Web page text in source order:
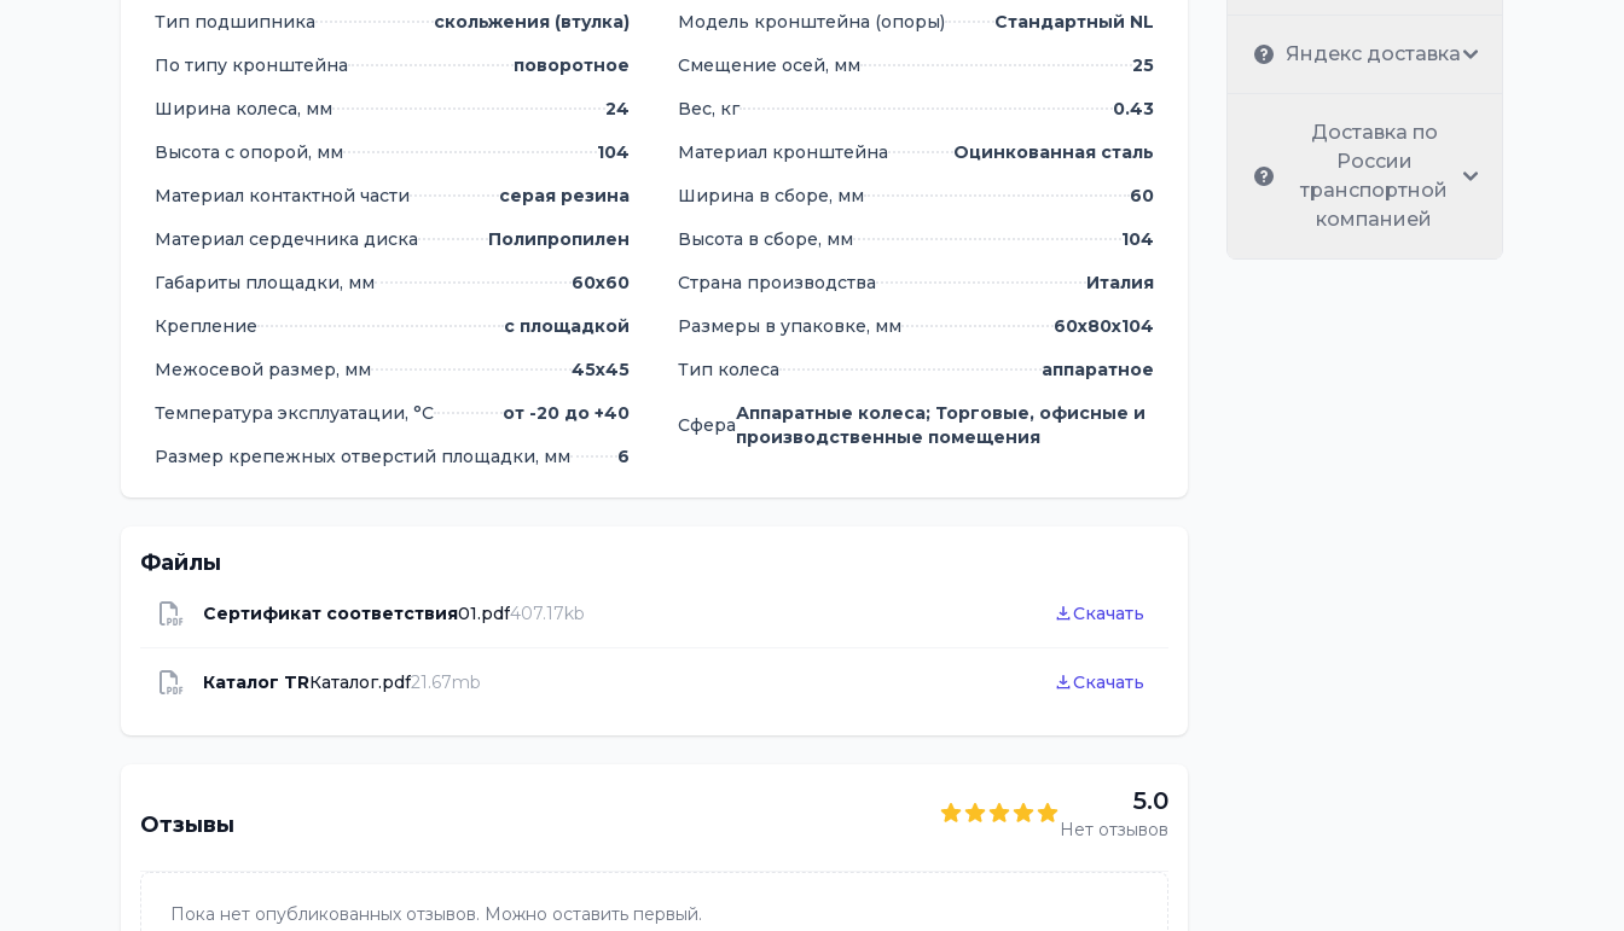
Области применения:
торговые тележки различного назначения
демонстрационные стенды
мобильные витрины
инструментальные системы хранения
офисная и домашняя мебель на колесах
Температурный диапазон позволяет эксплуатировать колеса от -5°C до +40°C, что обеспечивает их
работоспособность в большинстве помещений.
Тип подшипника
скольжения (втулка)
По типу кронштейна
поворотное
Ширина колеса, мм
24
Высота с опорой, мм
104
Материал контактной части
серая резина
Материал сердечника диска
Полипропилен
Габариты площадки, мм
60х60
Крепление
с площадкой
Межосевой размер, мм
45х45
Температура эксплуатации, °С
от -20 до +40
Размер крепежных отверстий площадки, мм
6
Модель кронштейна (опоры)
Стандартный NL
Смещение осей, мм
25
Вес, кг
0.43
Материал кронштейна
Оцинкованная сталь
Ширина в сборе, мм
60
Высота в сборе, мм
104
Страна производства
Италия
Размеры в упаковке, мм
60х80х104
Тип колеса
аппаратное
Сфера
Аппаратные колеса; Торговые, офисные и
производственные помещения
Файлы
Сертификат соответствия01.pdf407.17kb Скачать
Каталог TRКаталог.pdf21.67mb Скачать
Отзывы
5.0
Нет отзывов
Пока нет опубликованных отзывов. Можно оставить первый.
Яндекс доставка
Доставка по
России
транспортной
компанией